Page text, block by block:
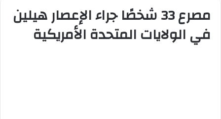
مصرع 33 شخصًا جراء الإعصار هيلين
في الولايات المتحدة الأمريكية